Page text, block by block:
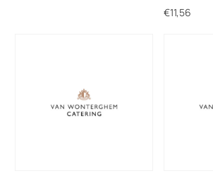
€11,56